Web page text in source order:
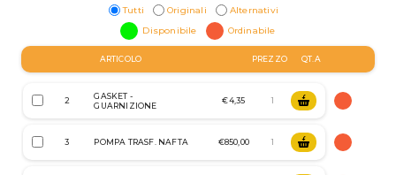
Tutti Originali
Alternativi
Disponibile
Ordinabile
ARTICOLO PREZZO QT.A
2
GASKET -
GUARNIZIONE
€4,35
3 POMPA TRASF. NAFTA €850,00